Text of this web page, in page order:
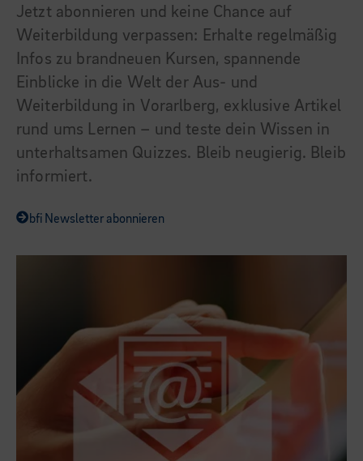
Jetzt abonnieren und keine Chance auf
Weiterbildung verpassen: Erhalte regelmäßig
Infos zu brandneuen Kursen, spannende
Einblicke in die Welt der Aus- und
Weiterbildung in Vorarlberg, exklusive Artikel
rund ums Lernen – und teste dein Wissen in
unterhaltsamen Quizzes. Bleib neugierig. Bleib
informiert.
bfi Newsletter abonnieren